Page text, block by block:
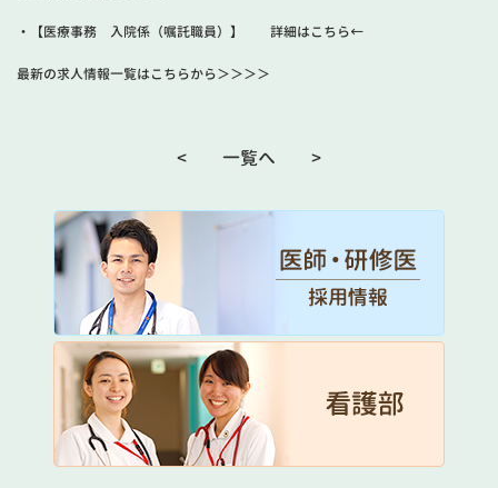
・【医療事務 入院係（嘱託職員）】 詳細はこちら←
最新の求人情報一覧はこちらから＞＞＞＞
< 一覧へ >